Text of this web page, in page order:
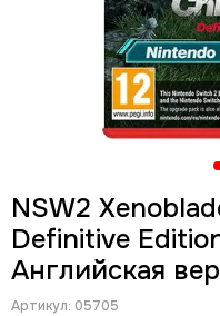
NSW2
Definitive
Английская
Артикул: 05705